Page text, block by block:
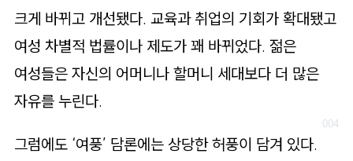
크게 바뀌고 개선됐다. 교육과 취업의 기회가 확대됐고
여성 차별적 법률이나 제도가 꽤 바뀌었다. 젊은
여성들은 자신의 어머니나 할머니 세대보다 더 많은
자유를 누린다.
그럼에도 ‘여풍’ 담론에는 상당한 허풍이 담겨 있다.